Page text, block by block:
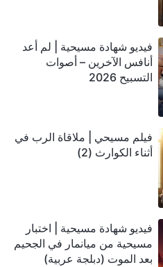
فيديو شهادة مسيحية | لم أعد
أنافس الآخرين – أصوات
التسبيح 2026
فيلم مسيحي | ملاقاة الرب في
أثناء الكوارث (2)
فيديو شهادة مسيحية | اختبار
مسيحية من ميانمار في الجحيم
بعد الموت (دبلجة عربية)